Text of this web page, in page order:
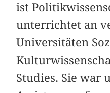
ist
unterrichtet an
Universitäten
Studies. Sie war